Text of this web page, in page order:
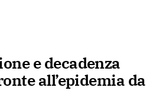
e decadenza
all’epidemia da